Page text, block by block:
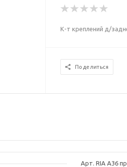
К-т креплений д/
Поделиться
Арт. RIA A36